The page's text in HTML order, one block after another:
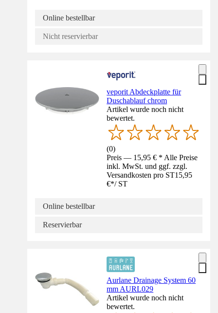
Online bestellbar
Nicht reservierbar
veporit Abdeckplatte für
Duschablauf chrom
Artikel wurde noch nicht
bewertet.
(0)
Preis — 15,95 € * Alle Preise
inkl. MwSt. und ggf. zzgl.
Versandkosten pro ST15,95
€*/ ST
Online bestellbar
Reservierbar
Aurlane Drainage System 60
mm AURL029
Artikel wurde noch nicht
bewertet.